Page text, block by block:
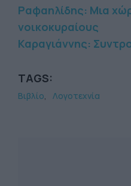
Ραφαηλίδης: Μια
νοικοκυραίους
Καραγιάννης:
TAGS:
Βιβλίο Λογοτεχνία